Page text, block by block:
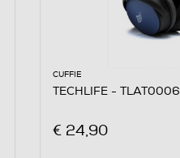
CUFFIE
TECHLIFE - TLAT0006
€ 24,90